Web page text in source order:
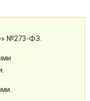
№273-ФЗ.